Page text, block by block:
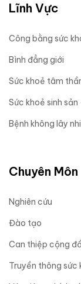
Lĩnh Vực
Công bằng sức
Bình đẳng giới
Sức khoẻ tâm
Sức khoẻ sinh
Bệnh không lây
Chuyên Môn
Nghiên cứu
Đào tạo
Can thiệp cộng
Truyền thông sức